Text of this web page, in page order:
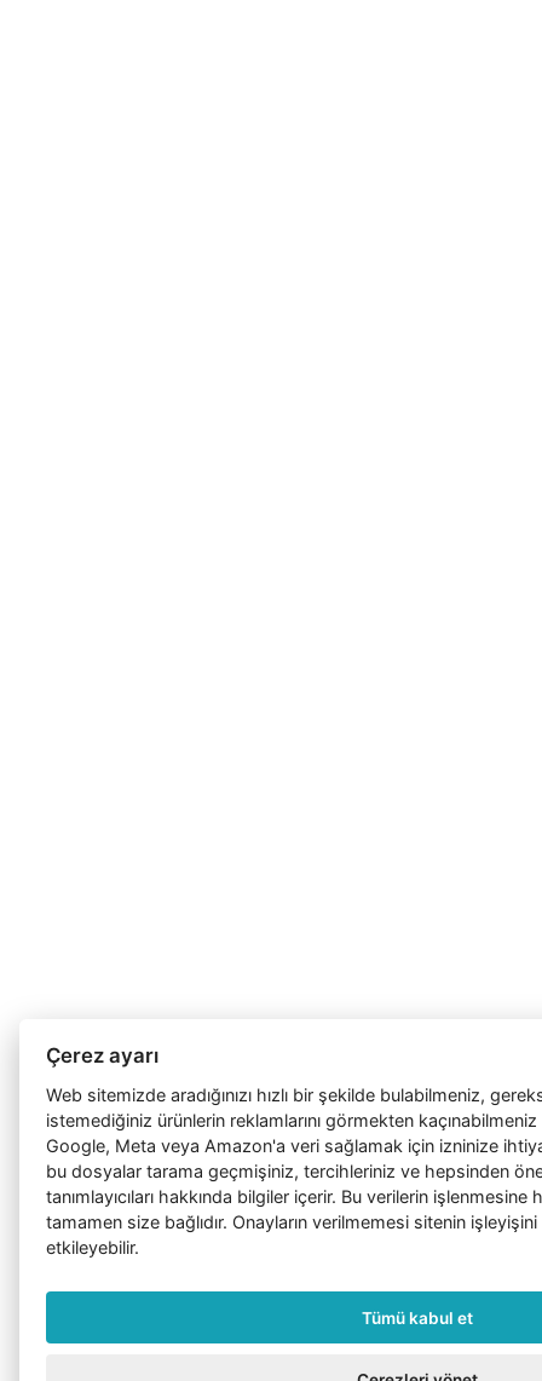
Çerez ayarı
Web sitemizde aradığınızı hızlı bir şekilde bulabilmeniz,
istemediğiniz ürünlerin reklamlarını görmekten
Google, Meta veya Amazon'a veri sağlamak için izninize
bu dosyalar tarama geçmişiniz, tercihleriniz ve hepsinden
tanımlayıcıları hakkında bilgiler içerir. Bu verilerin
tamamen size bağlıdır. Onayların verilmemesi sitenin
etkileyebilir.
Tümü kabul et